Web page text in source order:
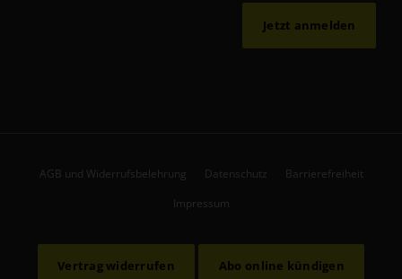
Jetzt anmelden
AGB und Widerrufsbelehrung Datenschutz Barrierefreiheit
Impressum
Vertrag widerrufen Abo online kündigen